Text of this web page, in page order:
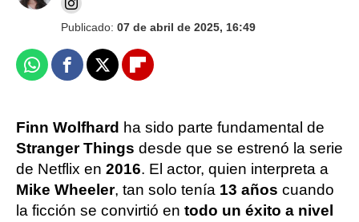
Publicado: 07 de abril de 2025, 16:49
WhatsappFacebook
X Flipboard
Finn Wolfhard ha sido parte fundamental de
Stranger Things desde que se estrenó la serie
de Netflix en 2016. El actor, quien interpreta a
Mike Wheeler, tan solo tenía 13 años cuando
la ficción se convirtió en todo un éxito a nivel